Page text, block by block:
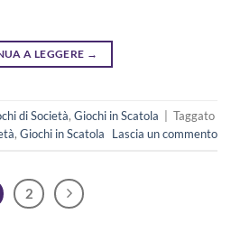
A LEGGERE →
di Società, Giochi in Scatola
Taggato
, Giochi in Scatola Lascia un commento
2